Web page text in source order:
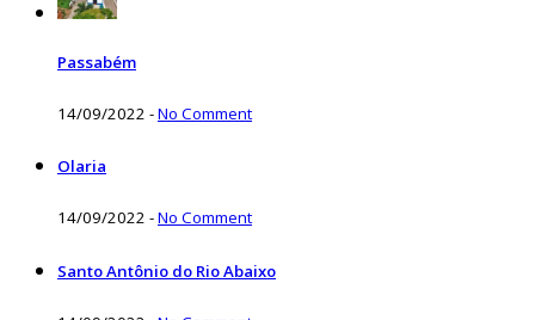
Passabém
14/09/2022 -No Comment
Olaria
14/09/2022 -No Comment
Santo Antônio do Rio Abaixo